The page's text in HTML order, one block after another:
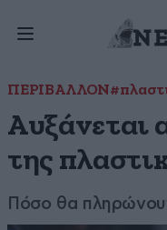
ΠΕΡΙΒΑΛΛΟΝ
Αυξάνεται
της
Πόσο θα